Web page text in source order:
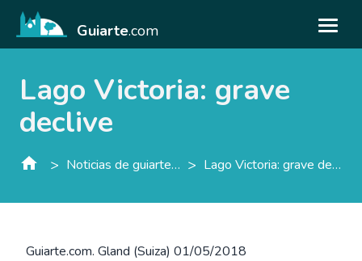
Guiarte.com
Lago Victoria: grave
declive
> Noticias de guiarte.con > Lago Victoria: grave declive
Guiarte.com. Gland (Suiza) 01/05/2018